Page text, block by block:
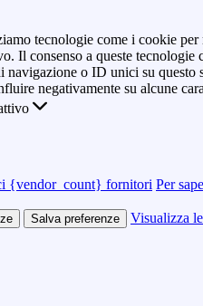
tecnologie come i cookie per
Il consenso a queste tecnologie
navigazione o ID unici su questo
negativamente su alcune
{vendor_count} fornitori Per
Salva preferenze
Visualizza